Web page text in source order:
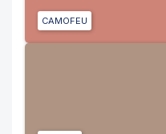
CAMOFEU